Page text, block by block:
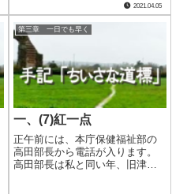
か？』と。 実はまだ一回も開
催していなかったのでした。応
急給水体制についての支援側へ
の情報提供がおろそかになって
いたのは既に記した.....
2021.04.05
第三章 一日でも早く
一、(7)紅一点
正午前には、本庁保健福祉部の
高田部長から電話が入ります。
高田部長は私と同い年、旧津島